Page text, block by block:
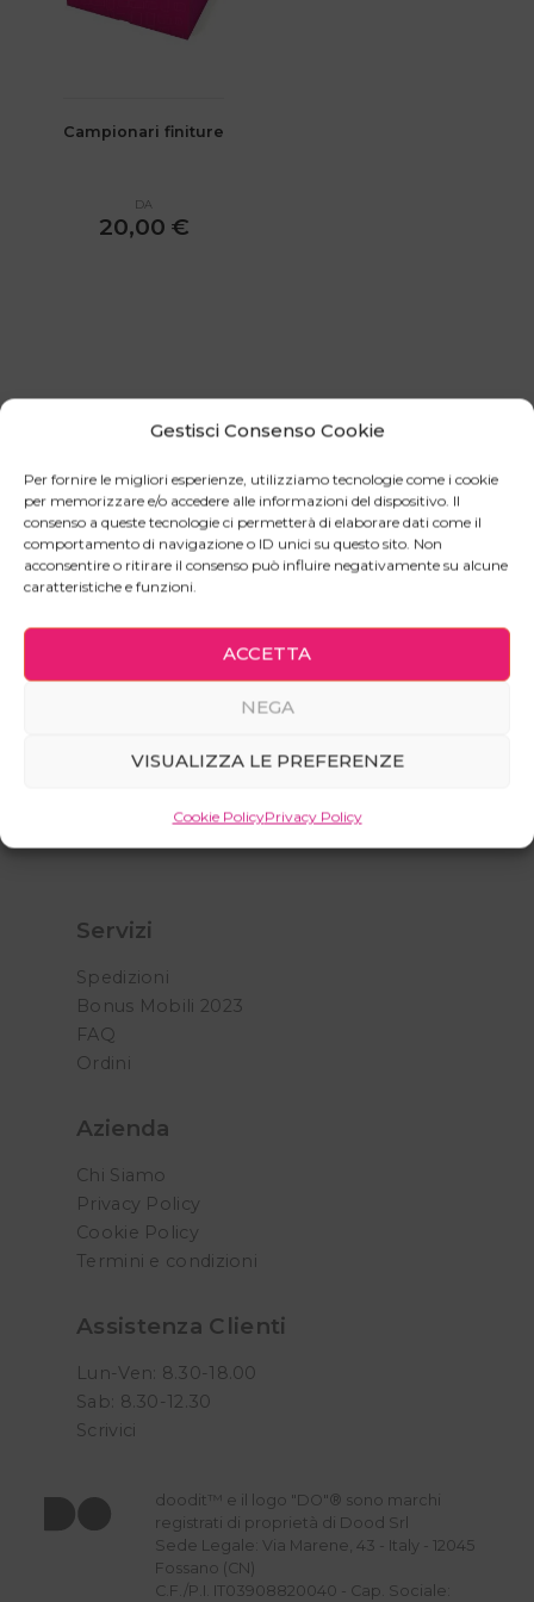
Gestisci Consenso Cookie
Per fornire le migliori esperienze, utilizziamo tecnologie come i cookie
per memorizzare e/o accedere alle informazioni del dispositivo. Il
consenso a queste tecnologie ci permetterà di elaborare dati come il
comportamento di navigazione o ID unici su questo sito. Non
acconsentire o ritirare il consenso può influire negativamente su alcune
caratteristiche e funzioni.
ACCETTA
NEGA
VISUALIZZA LE PREFERENZE
Cookie PolicyPrivacy Policy
Campionari finiture
DA
20,00 €
scelte
È COSÌ CHE FUNZIONA:
Chiari e semplici: i nostri video tutorial 3D sono tutto
ciò che ti serve per completare con successo la tua
missione.
Servizi
Spedizioni
Bonus Mobili 2023
FAQ
Ordini
Azienda
Chi Siamo
Privacy Policy
Cookie Policy
Termini e condizioni
Assistenza Clienti
Lun-Ven: 8.30-18.00
Sab: 8.30-12.30
Scrivici
doodit™ e il logo "DO"® sono marchi
registrati di proprietà di Dood Srl
Sede Legale: Via Marene, 43 - Italy - 12045
Fossano (CN)
C.F./P.I. IT03908820040 - Cap. Sociale: